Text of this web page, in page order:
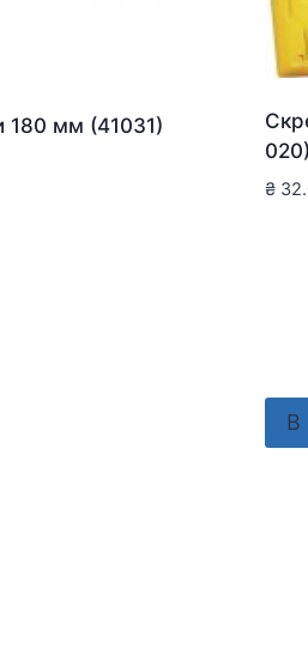
180 мм (41031)
020)
₴
В